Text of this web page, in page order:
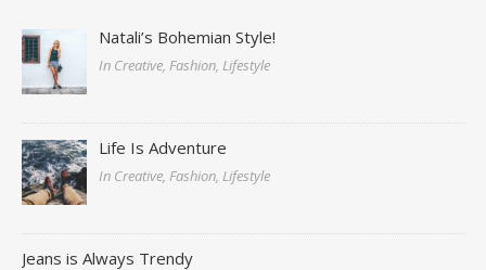
Natali’s Bohemian Style!
In Creative, Fashion, Lifestyle
Life Is Adventure
In Creative, Fashion, Lifestyle
Jeans is Always Trendy